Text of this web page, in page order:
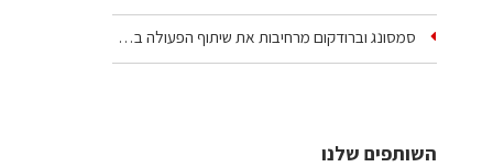
סמסונג וברודקום מרחיבות את שיתוף הפעולה בשבבי AI…
השותפים שלנו